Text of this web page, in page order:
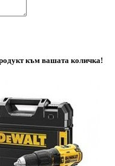
към вашата количка!